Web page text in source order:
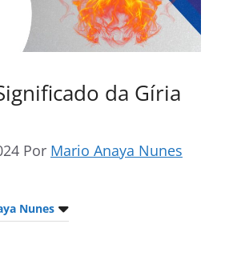
da Gíria
Por Mario Anaya Nunes
Nunes